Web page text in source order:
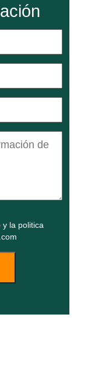
y la politica